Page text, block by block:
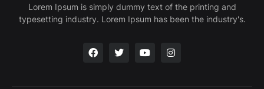
Lorem Ipsum is simply dummy text of the printing and
typesetting industry. Lorem Ipsum has been the industry's.